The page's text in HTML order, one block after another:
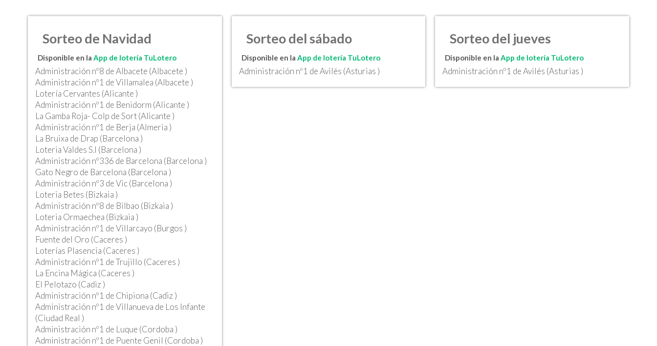
Sorteo de Navidad
Disponible en la App de lotería TuLotero
Administración nº8 de Albacete (Albacete )
Administración nº1 de Villamalea (Albacete )
Lotería Cervantes (Alicante )
Administración nº1 de Benidorm (Alicante )
La Gamba Roja- Colp de Sort (Alicante )
Administración nº1 de Berja (Almeria )
La Bruixa de Drap (Barcelona )
Loteria Valdes S.l (Barcelona )
Administración nº336 de Barcelona (Barcelona )
Gato Negro de Barcelona (Barcelona )
Administración nº3 de Vic (Barcelona )
Loteria Betes (Bizkaia )
Administración nº8 de Bilbao (Bizkaia )
Loteria Ormaechea (Bizkaia )
Administración nº1 de Villarcayo (Burgos )
Fuente del Oro (Caceres )
Loterías Plasencia (Caceres )
Administración nº1 de Trujillo (Caceres )
La Encina Mágica (Caceres )
El Pelotazo (Cadiz )
Administración nº1 de Chipiona (Cadiz )
Administración nº1 de Villanueva de Los Infante
(Ciudad Real )
Administración nº1 de Luque (Cordoba )
Administración nº1 de Puente Genil (Cordoba )
Sorteo del sábado
Disponible en la App de lotería TuLotero
Administración nº1 de Avilés (Asturias )
Sorteo del jueves
Disponible en laApp de lotería TuLotero
Administración nº1 de Avilés (Asturias )